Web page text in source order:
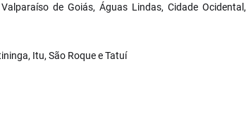
de Goiás, Águas Lindas, Cidade Ocidental,
Itu, São Roque e Tatuí